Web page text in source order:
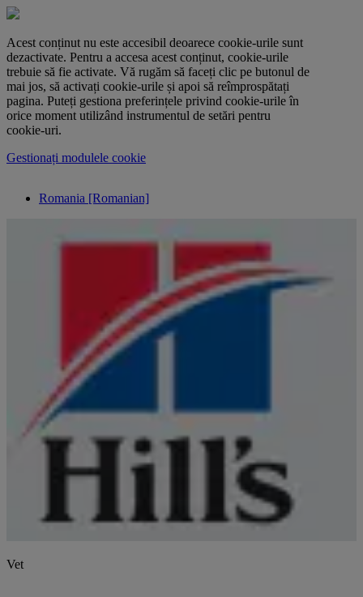
Acest conținut nu este accesibil deoarece cookie-urile sunt
dezactivate. Pentru a accesa acest conținut, cookie-urile
trebuie să fie activate. Vă rugăm să faceți clic pe butonul de
mai jos, să activați cookie-urile și apoi să reîmprospătați
pagina. Puteți gestiona preferințele privind cookie-urile în
orice moment utilizând instrumentul de setări pentru
cookie-uri.
Gestionați modulele cookie
Romania [Romanian]
Vet